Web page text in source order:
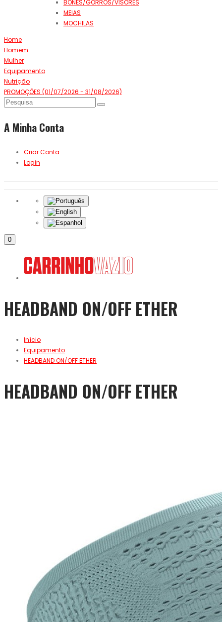
BONÉS/GORROS/VISORES
MEIAS
MOCHILAS
Home
Homem
Mulher
Equipamento
Nutrição
PROMOÇÕES (01/07/2026 - 31/08/2026)
A Minha Conta
Criar Conta
Login
0
HEADBAND ON/OFF ETHER
Início
Equipamento
HEADBAND ON/OFF ETHER
HEADBAND ON/OFF ETHER